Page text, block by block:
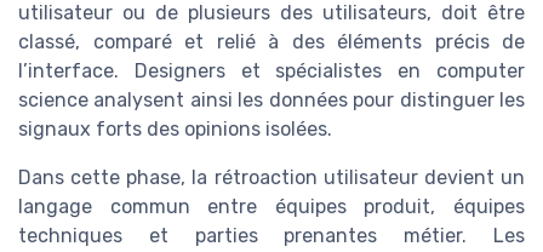
utilisateur ou de plusieurs des utilisateurs, doit être
classé, comparé et relié à des éléments précis de
l’interface. Designers et spécialistes en computer
science analysent ainsi les données pour distinguer les
signaux forts des opinions isolées.
Dans cette phase, la rétroaction utilisateur devient un
langage commun entre équipes produit, équipes
techniques et parties prenantes métier. Les